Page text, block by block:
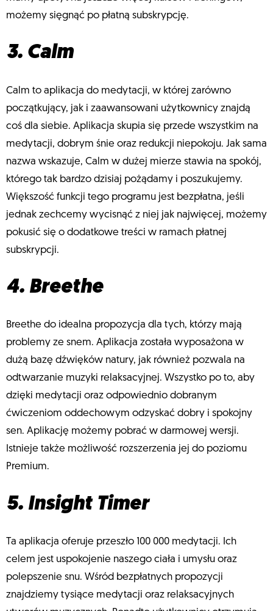
możemy sięgnąć po płatną subskrypcję.
3. Calm
Calm to aplikacja do medytacji, w której zarówno
początkujący, jak i zaawansowani użytkownicy znajdą
coś dla siebie. Aplikacja skupia się przede wszystkim na
medytacji, dobrym śnie oraz redukcji niepokoju. Jak sama
nazwa wskazuje, Calm w dużej mierze stawia na spokój,
którego tak bardzo dzisiaj pożądamy i poszukujemy.
Większość funkcji tego programu jest bezpłatna, jeśli
jednak zechcemy wycisnąć z niej jak najwięcej, możemy
pokusić się o dodatkowe treści w ramach płatnej
subskrypcji.
4. Breethe
Breethe do idealna propozycja dla tych, którzy mają
problemy ze snem. Aplikacja została wyposażona w
dużą bazę dźwięków natury, jak również pozwala na
odtwarzanie muzyki relaksacyjnej. Wszystko po to, aby
dzięki medytacji oraz odpowiednio dobranym
ćwiczeniom oddechowym odzyskać dobry i spokojny
sen. Aplikację możemy pobrać w darmowej wersji.
Istnieje także możliwość rozszerzenia jej do poziomu
Premium.
5. Insight Timer
Ta aplikacja oferuje przeszło 100 000 medytacji. Ich
celem jest uspokojenie naszego ciała i umysłu oraz
polepszenie snu. Wśród bezpłatnych propozycji
znajdziemy tysiące medytacji oraz relaksacyjnych